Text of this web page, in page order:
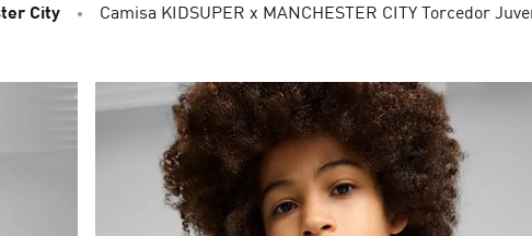
City Camisa KIDSUPER x MANCHESTER CITY Torcedor